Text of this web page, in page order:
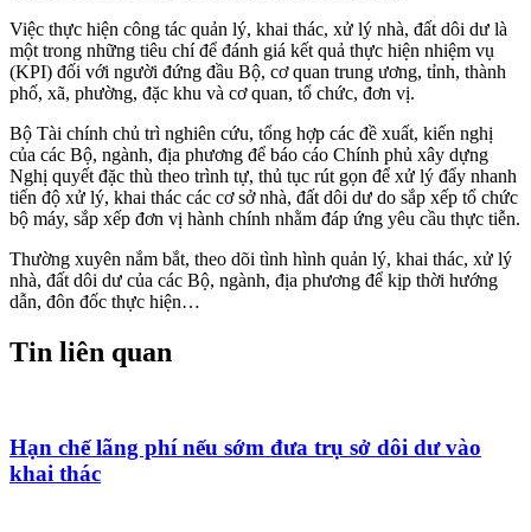
Việc thực hiện công tác quản lý, khai thác, xử lý nhà, đất dôi dư là
một trong những tiêu chí để đánh giá kết quả thực hiện nhiệm vụ
(KPI) đối với người đứng đầu Bộ, cơ quan trung ương, tỉnh, thành
phố, xã, phường, đặc khu và cơ quan, tổ chức, đơn vị.
Bộ Tài chính chủ trì nghiên cứu, tổng hợp các đề xuất, kiến nghị
của các Bộ, ngành, địa phương để báo cáo Chính phủ xây dựng
Nghị quyết đặc thù theo trình tự, thủ tục rút gọn để xử lý đẩy nhanh
tiến độ xử lý, khai thác các cơ sở nhà, đất dôi dư do sắp xếp tổ chức
bộ máy, sắp xếp đơn vị hành chính nhằm đáp ứng yêu cầu thực tiễn.
Thường xuyên nắm bắt, theo dõi tình hình quản lý, khai thác, xử lý
nhà, đất dôi dư của các Bộ, ngành, địa phương để kịp thời hướng
dẫn, đôn đốc thực hiện…
Tin liên quan
Hạn chế lãng phí nếu sớm đưa trụ sở dôi dư vào
khai thác